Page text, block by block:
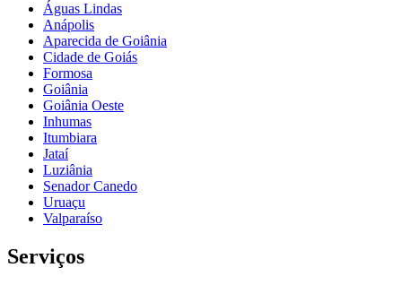
Águas Lindas
Anápolis
Aparecida de Goiânia
Cidade de Goiás
Formosa
Goiânia
Goiânia Oeste
Inhumas
Itumbiara
Jataí
Luziânia
Senador Canedo
Uruaçu
Valparaíso
Serviços